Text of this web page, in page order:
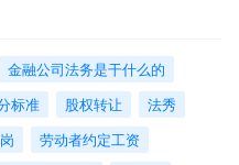
金融公司法务是干什么的
标准 股权转让
法秀
劳动者约定工资